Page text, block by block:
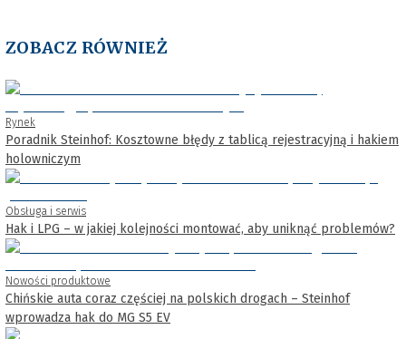
ZOBACZ RÓWNIEŻ
Rynek
Poradnik Steinhof: Kosztowne błędy z tablicą rejestracyjną i hakiem
holowniczym
Obsługa i serwis
Hak i LPG – w jakiej kolejności montować, aby uniknąć problemów?
Nowości produktowe
Chińskie auta coraz częściej na polskich drogach – Steinhof
wprowadza hak do MG S5 EV